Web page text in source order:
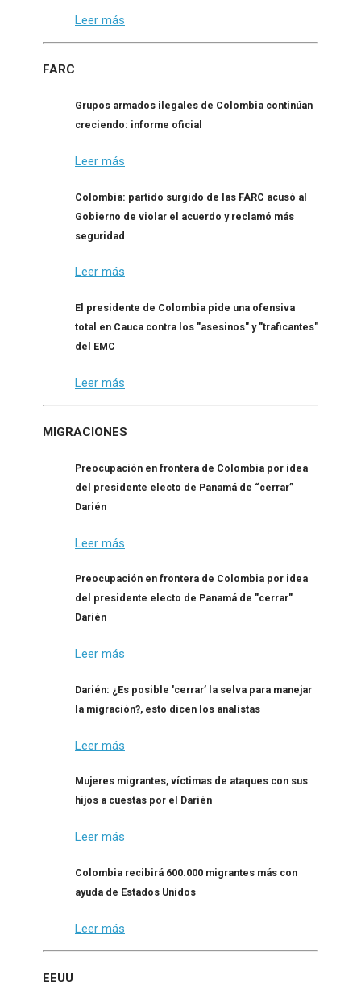
Leer más
FARC
Grupos armados ilegales de Colombia continúan
creciendo: informe oficial
Leer más
Colombia: partido surgido de las FARC acusó al
Gobierno de violar el acuerdo y reclamó más
seguridad
Leer más
El presidente de Colombia pide una ofensiva
total en Cauca contra los "asesinos" y "traficantes"
del EMC
Leer más
MIGRACIONES
Preocupación en frontera de Colombia por idea
del presidente electo de Panamá de “cerrar”
Darién
Leer más
Preocupación en frontera de Colombia por idea
del presidente electo de Panamá de "cerrar"
Darién
Leer más
Darién: ¿Es posible 'cerrar’ la selva para manejar
la migración?, esto dicen los analistas
Leer más
Mujeres migrantes, víctimas de ataques con sus
hijos a cuestas por el Darién
Leer más
Colombia recibirá 600.000 migrantes más con
ayuda de Estados Unidos
Leer más
EEUU